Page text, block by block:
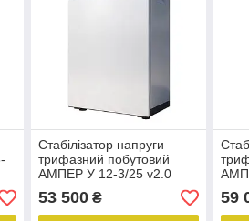
Стабілізатор напруги
трифазний побутовий
АМПЕР У 12-3/25 v2.0
53 500₴ 59